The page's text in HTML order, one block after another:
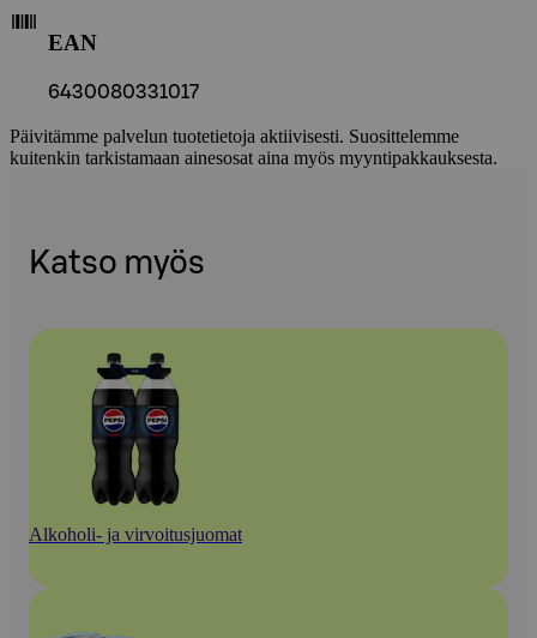
EAN
6430080331017
Päivitämme palvelun tuotetietoja aktiivisesti. Suosittelemme
kuitenkin tarkistamaan ainesosat aina myös myyntipakkauksesta.
Katso myös
Alkoholi- ja virvoitusjuomat